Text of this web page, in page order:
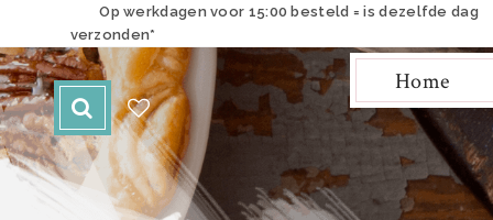
Op werkdagen voor 15:00 besteld = is dezelfde dag
verzonden*
Home